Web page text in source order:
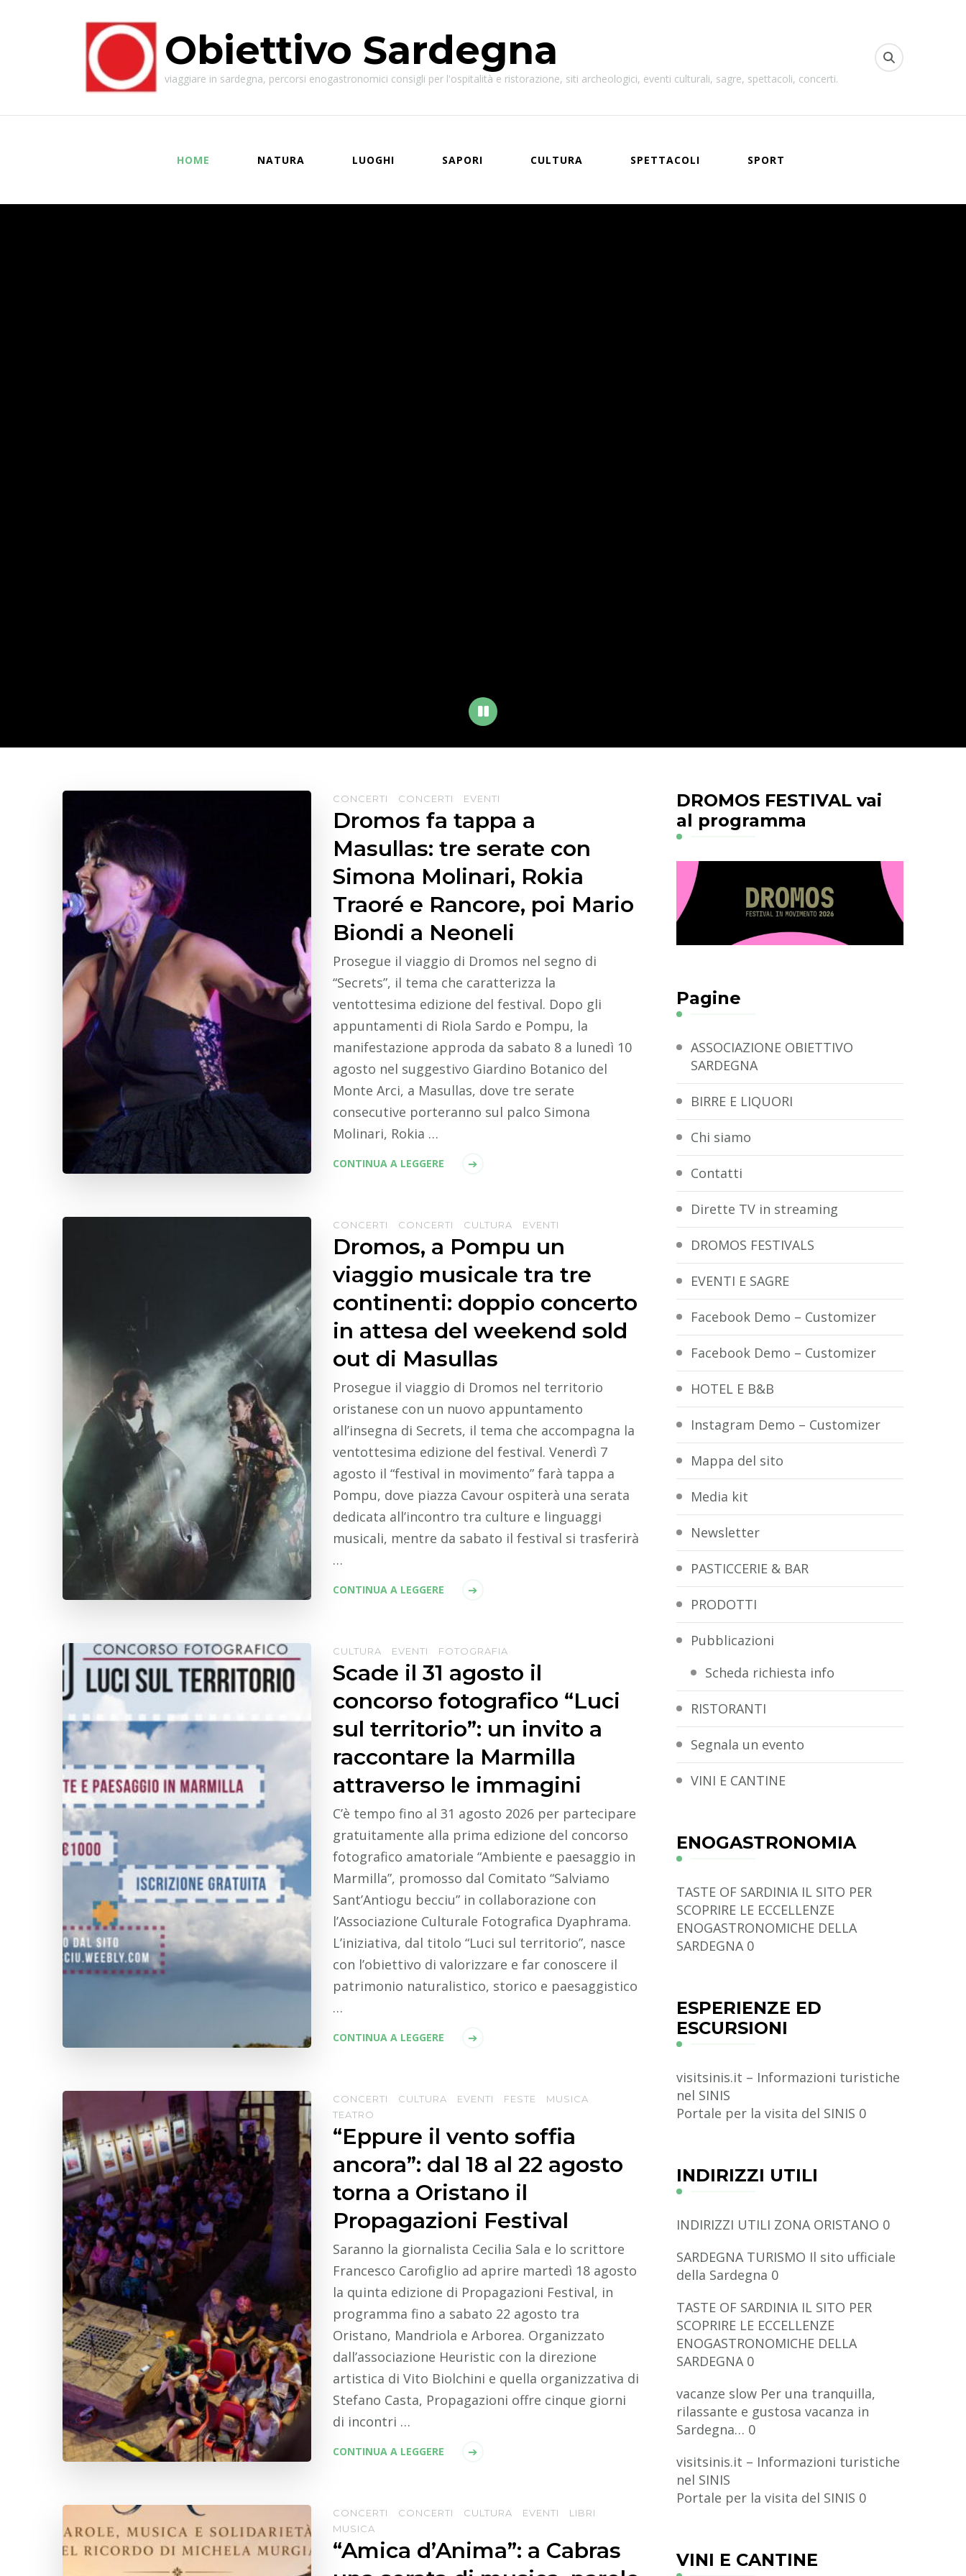
Obiettivo Sardegna
viaggiare in sardegna, percorsi enogastronomici consigli per l'ospitalità e ristorazione, siti archeologici, eventi culturali, sagre, spettacoli, concerti.
HOME NATURA LUOGHI SAPORI CULTURA SPETTACOLI SPORT
CONCERTI CONCERTI EVENTI
Dromos fa tappa a
Masullas: tre serate con
Simona Molinari, Rokia
Traoré e Rancore, poi Mario
Biondi a Neoneli
Prosegue il viaggio di Dromos nel segno di
“Secrets”, il tema che caratterizza la
ventottesima edizione del festival. Dopo gli
appuntamenti di Riola Sardo e Pompu, la
manifestazione approda da sabato 8 a lunedì 10
agosto nel suggestivo Giardino Botanico del
Monte Arci, a Masullas, dove tre serate
consecutive porteranno sul palco Simona
Molinari, Rokia …
CONTINUA A LEGGERE
CONCERTI CONCERTI CULTURA EVENTI
Dromos, a Pompu un
viaggio musicale tra tre
continenti: doppio concerto
in attesa del weekend sold
out di Masullas
Prosegue il viaggio di Dromos nel territorio
oristanese con un nuovo appuntamento
all’insegna di Secrets, il tema che accompagna la
ventottesima edizione del festival. Venerdì 7
agosto il “festival in movimento” farà tappa a
Pompu, dove piazza Cavour ospiterà una serata
dedicata all’incontro tra culture e linguaggi
musicali, mentre da sabato il festival si trasferirà
…
CONTINUA A LEGGERE
CULTURA EVENTI FOTOGRAFIA
Scade il 31 agosto il
concorso fotografico “Luci
sul territorio”: un invito a
raccontare la Marmilla
attraverso le immagini
C’è tempo fino al 31 agosto 2026 per partecipare
gratuitamente alla prima edizione del concorso
fotografico amatoriale “Ambiente e paesaggio in
Marmilla”, promosso dal Comitato “Salviamo
Sant’Antiogu becciu” in collaborazione con
l’Associazione Culturale Fotografica Dyaphrama.
L’iniziativa, dal titolo “Luci sul territorio”, nasce
con l’obiettivo di valorizzare e far conoscere il
patrimonio naturalistico, storico e paesaggistico
…
CONTINUA A LEGGERE
CONCERTI CULTURA EVENTI FESTE
MUSICA
TEATRO
“Eppure il vento soffia
ancora”: dal 18 al 22 agosto
torna a Oristano il
Propagazioni Festival
Saranno la giornalista Cecilia Sala e lo scrittore
Francesco Carofiglio ad aprire martedì 18 agosto
la quinta edizione di Propagazioni Festival, in
programma fino a sabato 22 agosto tra
Oristano, Mandriola e Arborea. Organizzato
dall’associazione Heuristic con la direzione
artistica di Vito Biolchini e quella organizzativa di
Stefano Casta, Propagazioni offre cinque giorni
di incontri …
CONTINUA A LEGGERE
CONCERTI CONCERTI CULTURA EVENTI
LIBRI
MUSICA
“Amica d’Anima”: a Cabras
DROMOS FESTIVAL vai
al programma
Pagine
ASSOCIAZIONE OBIETTIVO
SARDEGNA
BIRRE E LIQUORI
Chi siamo
Contatti
Dirette TV in streaming
DROMOS FESTIVALS
EVENTI E SAGRE
Facebook Demo – Customizer
Facebook Demo – Customizer
HOTEL E B&B
Instagram Demo – Customizer
Mappa del sito
Media kit
Newsletter
PASTICCERIE & BAR
PRODOTTI
Pubblicazioni
Scheda richiesta info
RISTORANTI
Segnala un evento
VINI E CANTINE
ENOGASTRONOMIA
TASTE OF SARDINIA IL SITO PER
SCOPRIRE LE ECCELLENZE
ENOGASTRONOMICHE DELLA
SARDEGNA 0
ESPERIENZE ED
ESCURSIONI
visitsinis.it – Informazioni turistiche
nel SINIS
Portale per la visita del SINIS 0
INDIRIZZI UTILI
INDIRIZZI UTILI ZONA ORISTANO 0
SARDEGNA TURISMO Il sito ufficiale
della Sardegna 0
TASTE OF SARDINIA IL SITO PER
SCOPRIRE LE ECCELLENZE
ENOGASTRONOMICHE DELLA
SARDEGNA 0
vacanze slow Per una tranquilla,
rilassante e gustosa vacanza in
Sardegna… 0
visitsinis.it – Informazioni turistiche
nel SINIS
Portale per la visita del SINIS 0
VINI E CANTINE